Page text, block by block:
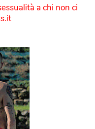
a chi non ci